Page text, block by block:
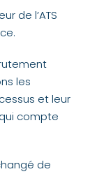
de l’ATS
les
et leur
compte
de